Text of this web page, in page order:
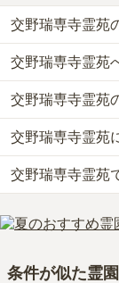
交野瑞専寺霊苑
交野瑞専寺霊苑で
円からお求めいた
なお、交野瑞専寺
（墓石代別途）、
お墓は、価格が高
きる場所を選ぶこ
交野瑞専寺霊苑
公共交通機関の場
車の場合、第二京
詳しいルートや地
確認ください。
交野瑞専寺霊苑
当サイトに寄せら
設備・環境が高く
利用者様からは「
ので持ち帰る様に
には困ったことは
交野瑞専寺霊苑
はい、交野瑞専寺
費用は、約37.2万
交野瑞専寺霊苑が
す。
ット＆デメリット
交野瑞専寺霊苑
はい、交野瑞専寺
費用は、約37.2万
です。
条件が似た霊園